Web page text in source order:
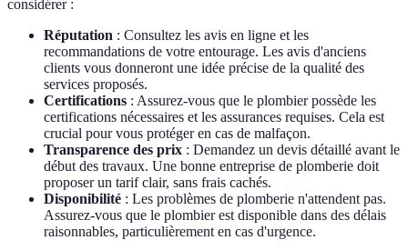
considérer :
Réputation : Consultez les avis en ligne et les
recommandations de votre entourage. Les avis d'anciens
clients vous donneront une idée précise de la qualité des
services proposés.
Certifications : Assurez-vous que le plombier possède les
certifications nécessaires et les assurances requises. Cela est
crucial pour vous protéger en cas de malfaçon.
Transparence des prix : Demandez un devis détaillé avant le
début des travaux. Une bonne entreprise de plomberie doit
proposer un tarif clair, sans frais cachés.
Disponibilité : Les problèmes de plomberie n'attendent pas.
Assurez-vous que le plombier est disponible dans des délais
raisonnables, particulièrement en cas d'urgence.